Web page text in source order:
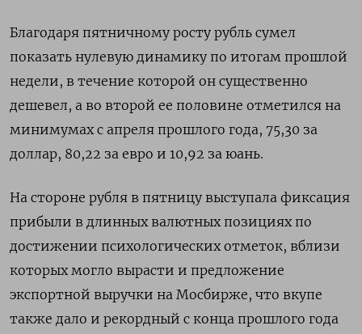
Благодаря пятничному росту рубль сумел
показать нулевую динамику по итогам прошлой
недели, в течение которой он существенно
дешевел, а во второй ее половине отметился на
минимумах с апреля прошлого года, 75,30 за
доллар, 80,22 за евро и 10,92 за юань.
На стороне рубля в пятницу выступала фиксация
прибыли в длинных валютных позициях по
достижении психологических отметок, вблизи
которых могло вырасти и предложение
экспортной выручки на Мосбирже, что вкупе
также дало и рекордный с конца прошлого года